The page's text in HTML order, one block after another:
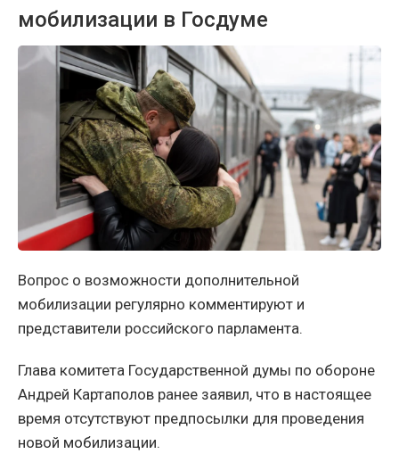
мобилизации в Госдуме
Вопрос о возможности дополнительной
мобилизации регулярно комментируют и
представители российского парламента.
Глава комитета Государственной думы по обороне
Андрей Картаполов ранее заявил, что в настоящее
время отсутствуют предпосылки для проведения
новой мобилизации.